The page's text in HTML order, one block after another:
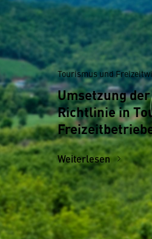
Tourismus und
Umsetzung
Richtlinie in
Weiterlesen